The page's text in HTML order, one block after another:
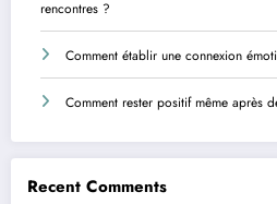
rencontres ?
Comment établir une connexion
Comment rester positif même après
Recent Comments